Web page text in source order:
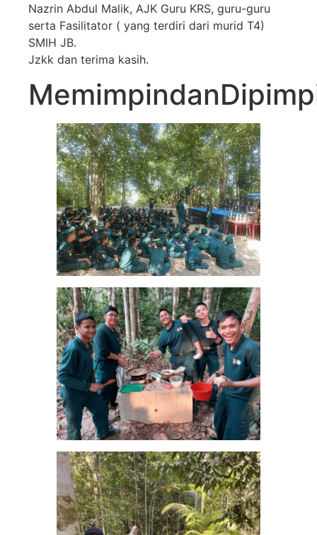
Nazrin Abdul Malik, AJK Guru KRS, guru-guru
serta Fasilitator ( yang terdiri dari murid T4)
SMIH JB.
Jzkk dan terima kasih.